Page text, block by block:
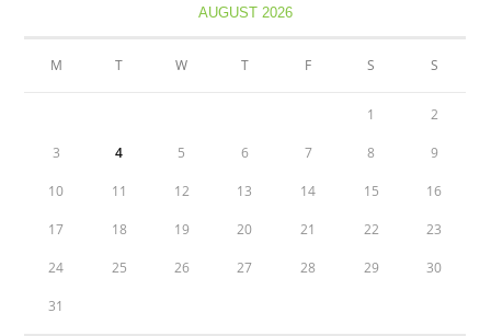
AUGUST 2026
M T W T F S S
1 2
3 4 5 6 7 8 9
10 11 12 13 14 15 16
17 18 19 20 21 22 23
24 25 26 27 28 29 30
31